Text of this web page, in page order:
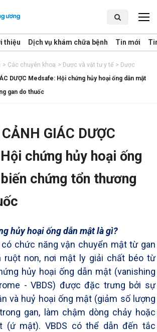
thiệu Dịch vụ khám chữa bệnh Tin mới
> Các chuyên khoa > Dược và vật tư y tế > Dược
DƯỢC Medsafe: Hội chứng hủy hoại ống dẫn mật
gan do thuốc
GIÁC DƯỢC
chứng hủy hoại ống
chứng tổn thương
hủy hoại ống dẫn mật là gì?
có chức năng vận chuyển mật từ gan
ruột non, nơi mật ly giải chất béo từ
hủy hoại ống dẫn mật (vanishing
- VBDS) được đặc trưng bởi sự
và huỷ hoại ống mật (giảm số lượng
gan, làm chậm dòng chảy hoặc
(ứ mật). VBDS có thể dẫn đến tắc